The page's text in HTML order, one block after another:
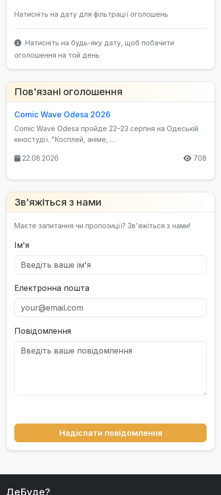
Натисніть на дату для фільтрації оголошень
Натисніть на будь-яку дату, щоб побачити
оголошення на той день
Пов'язані оголошення
Comic Wave Odesa 2026
Comic Wave Odesa пройде 22–23 серпня на Одеській
кіностудії. "Косплей, аніме, …
22.08.2026 708
Зв'яжіться з нами
Маєте запитання чи пропозиції? Зв'яжіться з нами!
Ім'я
Електронна пошта
Повідомлення
Надіслати повідомлення
ДеБуде?